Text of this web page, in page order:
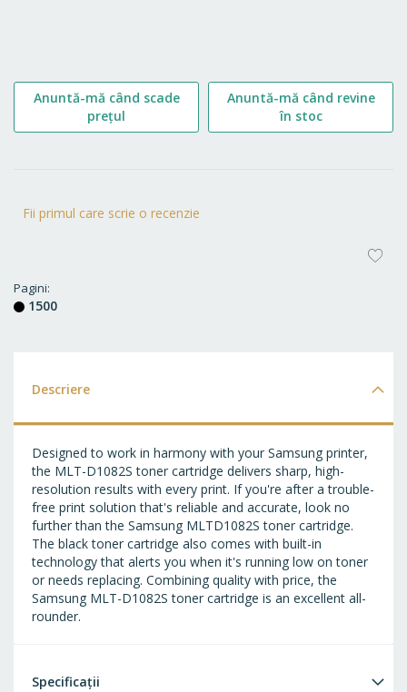
Fii primul care scrie o recenzie
Pagini
1500
Anuntă-mă când scade
prețul
Anuntă-mă când revine
în stoc
Descriere
Designed to work in harmony with your Samsung printer,
the MLT-D1082S toner cartridge delivers sharp, high-
resolution results with every print. If you're after a trouble-
free print solution that's reliable and accurate, look no
further than the Samsung MLTD1082S toner cartridge.
The black toner cartridge also comes with built-in
technology that alerts you when it's running low on toner
or needs replacing. Combining quality with price, the
Samsung MLT-D1082S toner cartridge is an excellent all-
rounder.
Specificații